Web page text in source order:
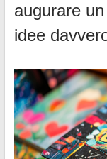
augurare
idee